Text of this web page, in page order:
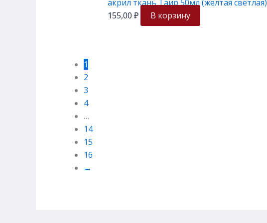
акрил ткань Таир 50мл (жёлтая светлая)
155,00 ₽ В корзину
1
2
3
4
…
14
15
16
→